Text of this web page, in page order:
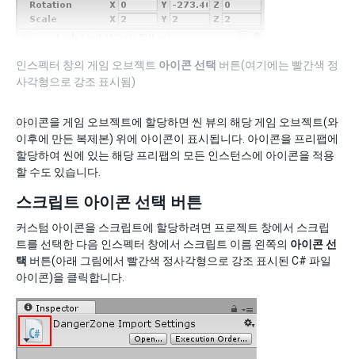
인스펙터 창의 게임 오브젝트 아이콘 선택 버튼(여기에는 빨간색 정
사각형으로 강조 표시됨)
아이콘을 게임 오브젝트에 할당하면 씬 뷰의 해당 게임 오브젝트(와
이후에 만든 복제본) 위에 아이콘이 표시됩니다. 아이콘을 프리팹에
할당하여 씬에 있는 해당 프리팹의 모든 인스턴스에 아이콘을 적용
할 수도 있습니다.
스크립트 아이콘 선택 버튼
커스텀 아이콘을 스크립트에 할당하려면 프로젝트 창에서 스크립
트를 선택한 다음 인스펙터 창에서 스크립트 이름 왼쪽의 아이콘 선
택 버튼(아래 그림에서 빨간색 정사각형으로 강조 표시된 C# 파일
아이콘)을 클릭합니다.